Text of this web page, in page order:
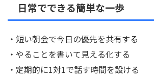
日常でできる簡単な一歩
・短い朝会で今日の優先を共有する
・やることを書いて見える化する
・定期的に1対1で話す時間を設ける